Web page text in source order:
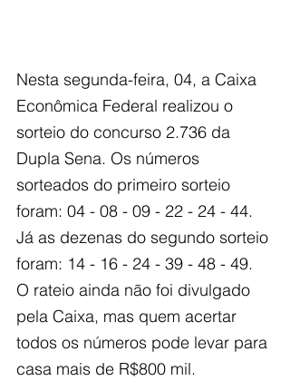
Nesta segunda-feira, 04, a Caixa
Econômica Federal realizou o
sorteio do concurso 2.736 da
Dupla Sena. Os números
sorteados do primeiro sorteio
foram: 04 - 08 - 09 - 22 - 24 - 44.
Já as dezenas do segundo sorteio
foram: 14 - 16 - 24 - 39 - 48 - 49.
O rateio ainda não foi divulgado
pela Caixa, mas quem acertar
todos os números pode levar para
casa mais de R$800 mil.